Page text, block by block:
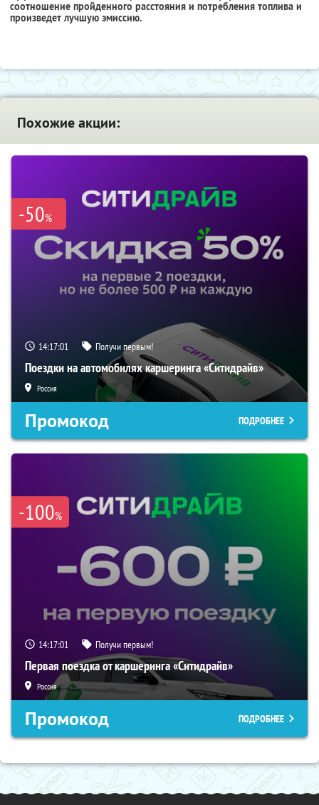
соотношение пройденного расстояния и потребления топлива и
произведет лучшую эмиссию.
Похожие акции:
-50%
14:17:00 Получи первым!
Поездки на автомобилях каршеринга «Ситидрайв»
Россия
Промокод ПОДРОБНЕЕ
-100%
14:17:00 Получи первым!
Первая поездка от каршеринга «Ситидрайв»
Россия
Промокод ПОДРОБНЕЕ